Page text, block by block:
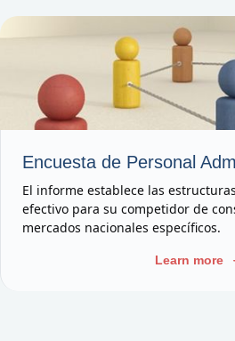
Encuesta de Personal
El informe establece las
efectivo para su competidor de
mercados nacionales específicos.
Learn more